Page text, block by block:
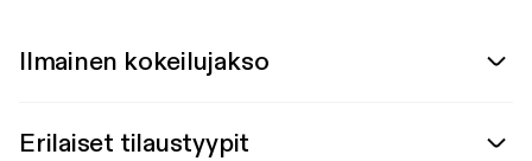
Ilmainen kokeilujakso
Erilaiset tilaustyypit